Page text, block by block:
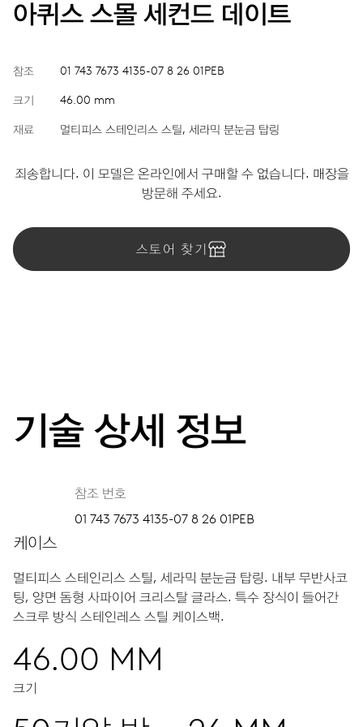
아퀴스 스몰 세컨드 데이트
참조 01 743 7673 4135-07 8 26 01PEB
크기 46.00 mm
재료 멀티피스 스테인리스 스틸, 세라믹 분눈금 탑링
죄송합니다. 이 모델은 온라인에서 구매할 수 없습니다. 매장을
방문해 주세요.
스토어 찾기
기술 상세 정보
참조 번호
01 743 7673 4135-07 8 26 01PEB
케이스
멀티피스 스테인리스 스틸, 세라믹 분눈금 탑링. 내부 무반사코
팅, 양면 돔형 사파이어 크리스탈 글라스. 특수 장식이 들어간
스크루 방식 스테인레스 스틸 케이스백.
46.00 MM
크기